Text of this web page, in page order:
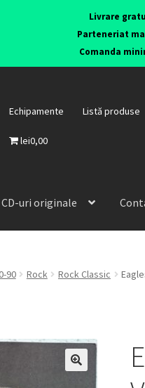
Livrare
Parteneriat
Comanda
Echipamente Listă produse
lei0,00
CD-uri originale
90 Rock Rock Classic